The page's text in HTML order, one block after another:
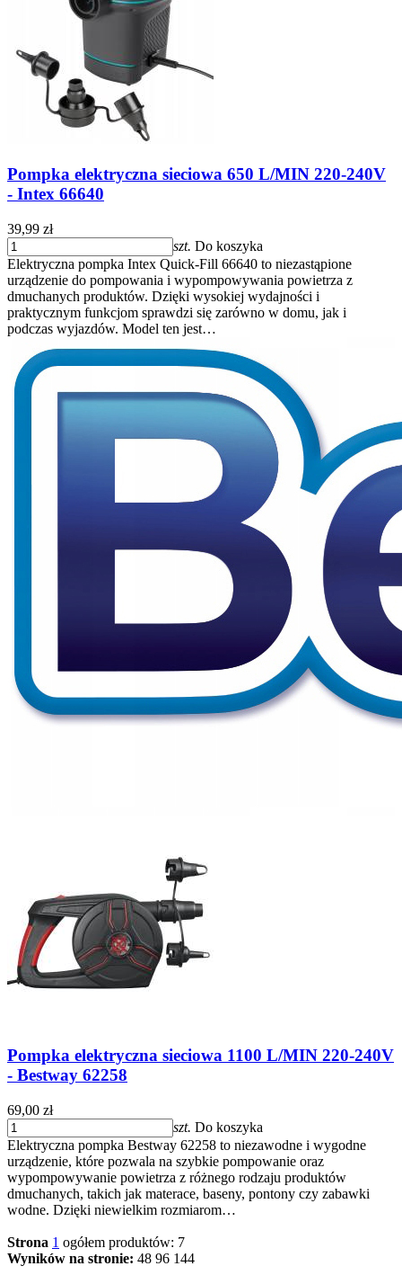
Pompka elektryczna sieciowa 650 L/MIN 220-240V
- Intex 66640
39,99 zł
szt. Do koszyka
Elektryczna pompka Intex Quick-Fill 66640 to niezastąpione
urządzenie do pompowania i wypompowywania powietrza z
dmuchanych produktów. Dzięki wysokiej wydajności i
praktycznym funkcjom sprawdzi się zarówno w domu, jak i
podczas wyjazdów. Model ten jest…
Pompka elektryczna sieciowa 1100 L/MIN 220-240V
- Bestway 62258
69,00 zł
szt. Do koszyka
Elektryczna pompka Bestway 62258 to niezawodne i wygodne
urządzenie, które pozwala na szybkie pompowanie oraz
wypompowywanie powietrza z różnego rodzaju produktów
dmuchanych, takich jak materace, baseny, pontony czy zabawki
wodne. Dzięki niewielkim rozmiarom…
Strona 1 ogółem produktów: 7
Wyników na stronie: 48 96 144